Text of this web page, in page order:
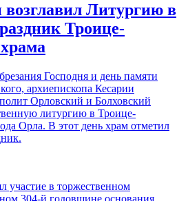
Литургию в
Троице-
Господня и день памяти
архиепископа Кесарии
Орловский и Болховский
литургию в Троице-
Орла. В этот день храм отметил